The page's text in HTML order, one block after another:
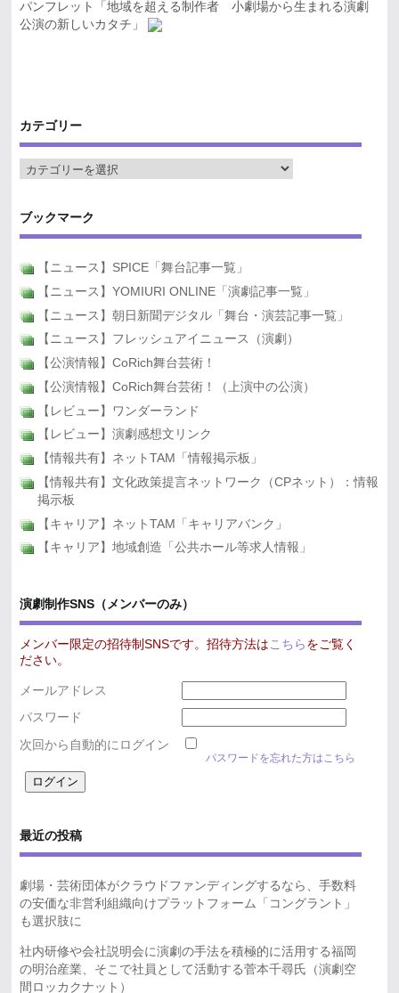
パンフレット「地域を超える制作者 小劇場から生まれる演劇
公演の新しいカタチ」
カテゴリー
ブックマーク
【ニュース】SPICE「舞台記事一覧」
【ニュース】YOMIURI ONLINE「演劇記事一覧」
【ニュース】朝日新聞デジタル「舞台・演芸記事一覧」
【ニュース】フレッシュアイニュース（演劇）
【公演情報】CoRich舞台芸術！
【公演情報】CoRich舞台芸術！（上演中の公演）
【レビュー】ワンダーランド
【レビュー】演劇感想文リンク
【情報共有】ネットTAM「情報掲示板」
【情報共有】文化政策提言ネットワーク（CPネット）：情報
掲示板
【キャリア】ネットTAM「キャリアバンク」
【キャリア】地域創造「公共ホール等求人情報」
演劇制作SNS（メンバーのみ）
メンバー限定の招待制SNSです。招待方法は こちら をご覧く
ださい。
メールアドレス
パスワード
次回から自動的にログイン
パスワードを忘れた方はこちら
最近の投稿
劇場・芸術団体がクラウドファンディングするなら、手数料
の安価な非営利組織向けプラットフォーム「コングラント」
も選択肢に
社内研修や会社説明会に演劇の手法を積極的に活用する福岡
の明治産業、そこで社員として活動する菅本千尋氏（演劇空
間ロッカクナット）